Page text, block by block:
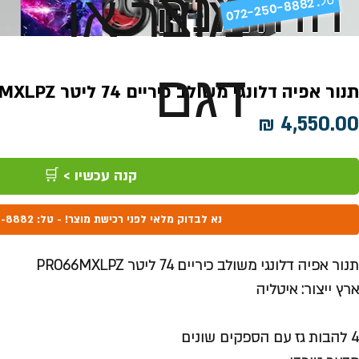
מוצר או
דגם
תנור אפיה דלונגי משולב כיריים 74 ליטר PRO66MXLPZ
מחיר
קנה עכשיו > 🛒
נא לבדוק מלאי לפני רכישת מוצר! - טל: 072-250-8882
תנור אפיה דלונגי משולב כיריים 74 ליטר PRO66MXLPZ
ארץ ייצור: איטליה
4 להבות גז עם הספקים שונים
072-250-8882 .